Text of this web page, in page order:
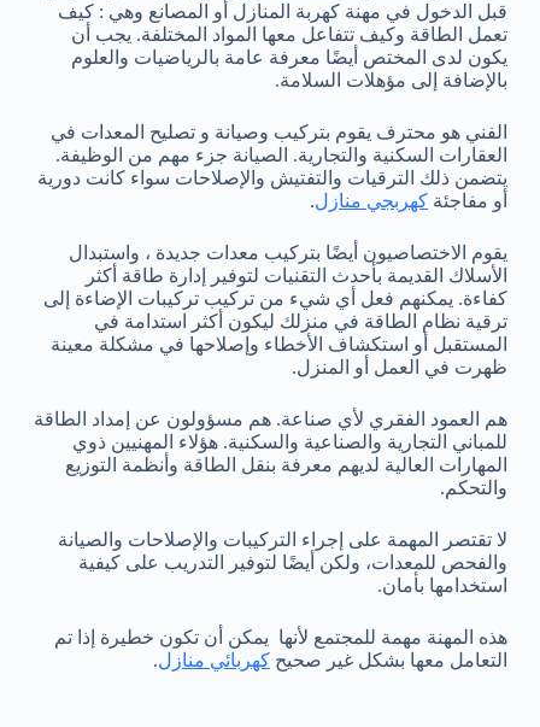
قبل الدخول في مهنة كهربة المنازل أو المصانع وهي : كيف
تعمل الطاقة وكيف تتفاعل معها المواد المختلفة. يجب أن
يكون لدى المختص أيضًا معرفة عامة بالرياضيات والعلوم
بالإضافة إلى مؤهلات السلامة.
الفني هو محترف يقوم بتركيب وصيانة و تصليح المعدات في
العقارات السكنية والتجارية. الصيانة جزء مهم من الوظيفة.
يتضمن ذلك الترقيات والتفتيش والإصلاحات سواء كانت دورية
أو مفاجئة كهربجي منازل.
يقوم الاختصاصيون أيضًا بتركيب معدات جديدة ، واستبدال
الأسلاك القديمة بأحدث التقنيات لتوفير إدارة طاقة أكثر
كفاءة. يمكنهم فعل أي شيء من تركيب تركيبات الإضاءة إلى
ترقية نظام الطاقة في منزلك ليكون أكثر استدامة في
المستقبل أو استكشاف الأخطاء وإصلاحها في مشكلة معينة
ظهرت في العمل أو المنزل.
هم العمود الفقري لأي صناعة. هم مسؤولون عن إمداد الطاقة
للمباني التجارية والصناعية والسكنية. هؤلاء المهنيين ذوي
المهارات العالية لديهم معرفة بنقل الطاقة وأنظمة التوزيع
والتحكم.
لا تقتصر المهمة على إجراء التركيبات والإصلاحات والصيانة
والفحص للمعدات، ولكن أيضًا لتوفير التدريب على كيفية
استخدامها بأمان.
هذه المهنة مهمة للمجتمع لأنها يمكن أن تكون خطيرة إذا تم
التعامل معها بشكل غير صحيح كهربائي منازل.